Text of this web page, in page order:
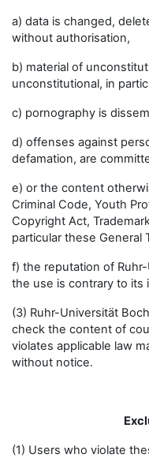
a) data is changed,
without authorisation,
b) material of
unconstitutional, in
c) pornography is
d) offenses against
defamation, are
e) or the content
Criminal Code, Youth
Copyright Act,
particular these General
f) the reputation of
the use is contrary to its
(3) Ruhr-Universität
check the content of
violates applicable law
without notice.
(1) Users who violate